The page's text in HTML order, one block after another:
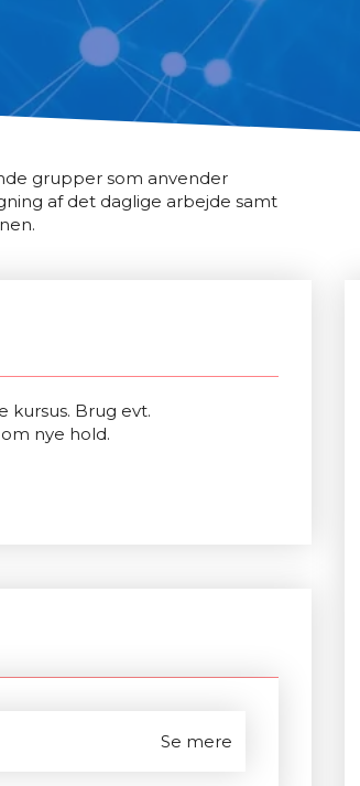
grupper som anvender
af det daglige arbejde samt
kursus. Brug evt.
nye hold.
Se mere